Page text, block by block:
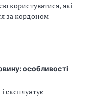
користуватися, які
за кордоном
особливості
експлуатує